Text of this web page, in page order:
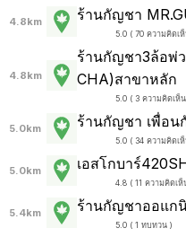
4.8km ร้านกัญชา
5.0 ( 70 ความคิดเ
4.8km
ร้านกัญชา3ล้อพ่
CHA)สาขาหลัก
5.0 ( 3 ความคิดเห็
5.0km ร้านกัญชา เพื่อ
5.0 ( 34 ความคิดเ
5.0km เอสโกบาร์
4.8 ( 11 ความคิดเห็
5.4km ร้านกัญชาออแก
5.0 ( 1 ทบทวน )